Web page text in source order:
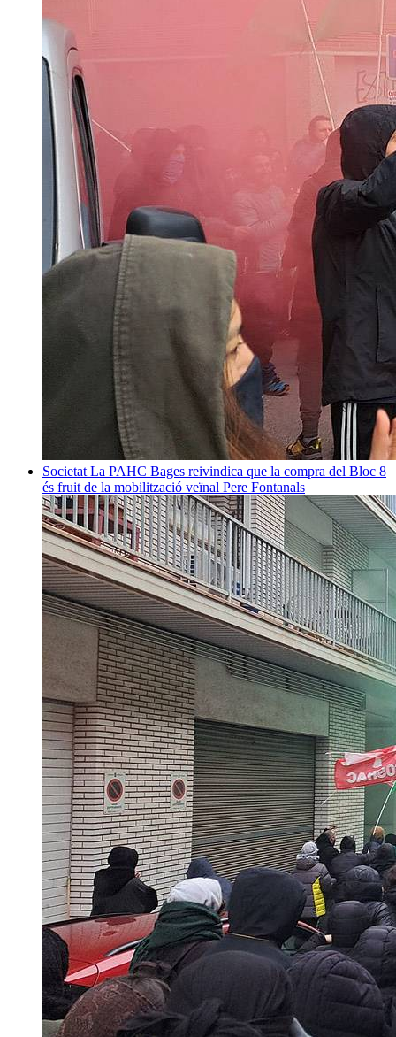
Societat La PAHC Bages reivindica que la compra del Bloc 8
és fruit de la mobilització veïnal Pere Fontanals